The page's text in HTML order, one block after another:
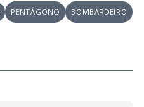
PENTÁGONO BOMBARDEIRO